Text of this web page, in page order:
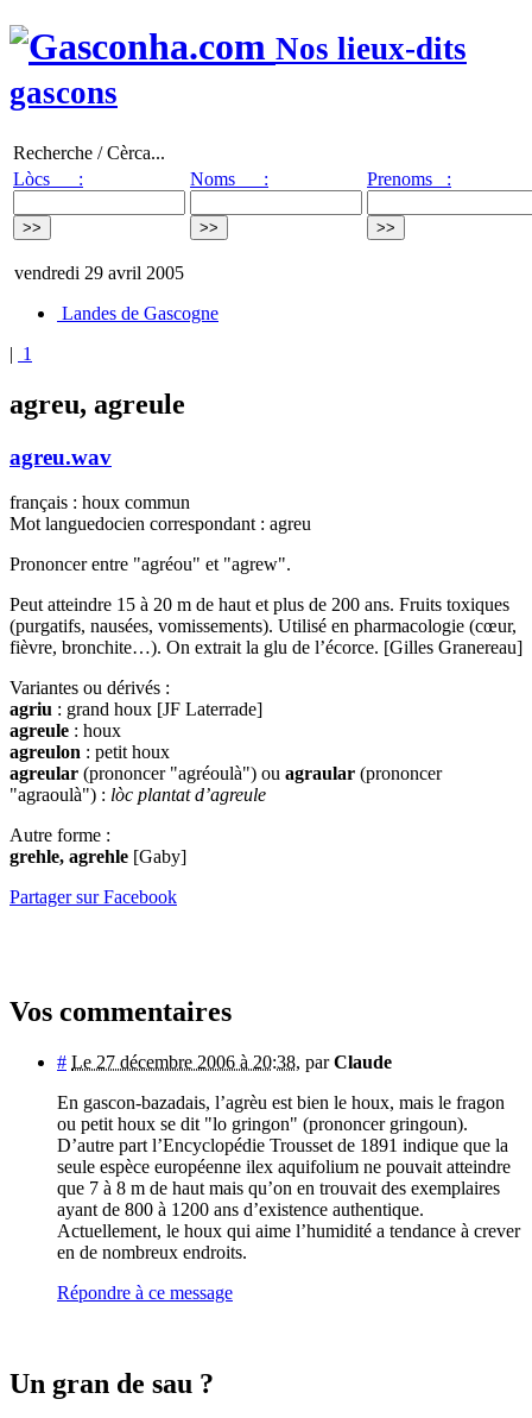
Nos lieux-dits
gascons
Recherche / Cèrca...
Lòcs :
Noms : Prenoms :
vendredi 29 avril 2005
Landes de Gascogne
| 1
agreu, agreule
agreu.wav
français : houx commun
Mot languedocien correspondant : agreu
Prononcer entre "agréou" et "agrew".
Peut atteindre 15 à 20 m de haut et plus de 200 ans. Fruits toxiques
(purgatifs, nausées, vomissements). Utilisé en pharmacologie (cœur,
fièvre, bronchite…). On extrait la glu de l’écorce. [Gilles Granereau]
Variantes ou dérivés :
agriu : grand houx [JF Laterrade]
agreule : houx
agreulon : petit houx
agreular (prononcer "agréoulà") ou agraular (prononcer
"agraoulà") : lòc plantat d’agreule
Autre forme :
grehle, agrehle [Gaby]
Partager sur Facebook
Vos commentaires
# Le 27 décembre 2006 à 20:38, parClaude
En gascon-bazadais, l’agrèu est bien le houx, mais le fragon
ou petit houx se dit "lo gringon" (prononcer gringoun).
D’autre part l’Encyclopédie Trousset de 1891 indique que la
seule espèce européenne ilex aquifolium ne pouvait atteindre
que 7 à 8 m de haut mais qu’on en trouvait des exemplaires
ayant de 800 à 1200 ans d’existence authentique.
Actuellement, le houx qui aime l’humidité a tendance à crever
en de nombreux endroits.
Répondre à ce message
Un gran de sau ?